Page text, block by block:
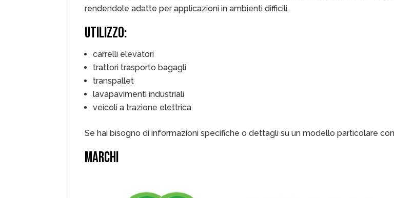
rendendole adatte per applicazioni in ambienti difficili.
UTILIZZO:
carrelli elevatori
trattori trasporto bagagli
transpallet
lavapavimenti industriali
veicoli a trazione elettrica
Se hai bisogno di informazioni specifiche o dettagli su un modello particolare
MARCHI